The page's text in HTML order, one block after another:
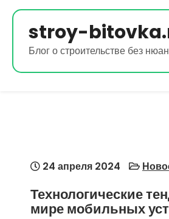
Перейти
содержимому
stroy-
Блог о строительстве без
24 апреля 2024
Технологические
мире мобильных